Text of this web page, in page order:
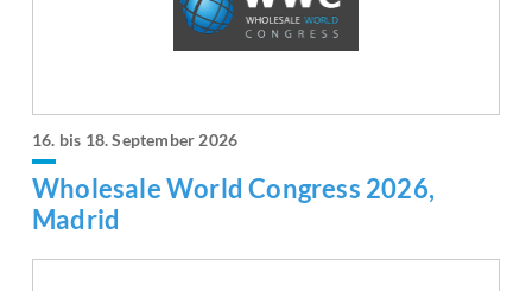
16. bis 18. September 2026
Wholesale World Congress 2026,
Madrid